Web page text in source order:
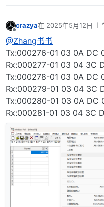
crazya在 2025年5月12日 上
最后由 crazya 编辑
@Zhang书书
Tx:000276-01 03 0A DC
Rx:000277-01 03 04 3C
Tx:000278-01 03 0A DC
Rx:000279-01 03 04 3C
Tx:000280-01 03 0A DC
Rx:000281-01 03 04 3C